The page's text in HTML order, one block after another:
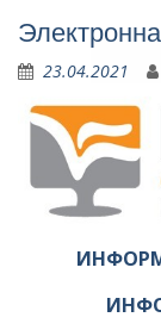
23.04.2021